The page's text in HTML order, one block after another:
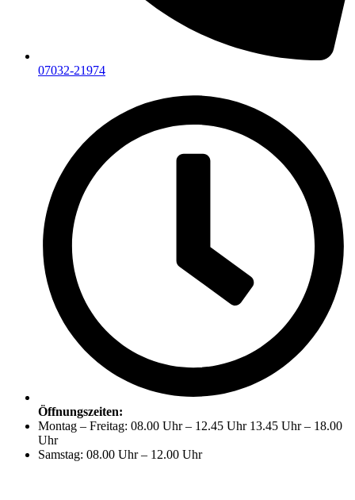
07032-21974
Öffnungszeiten:
Montag – Freitag: 08.00 Uhr – 12.45 Uhr 13.45 Uhr – 18.00
Uhr
Samstag: 08.00 Uhr – 12.00 Uhr